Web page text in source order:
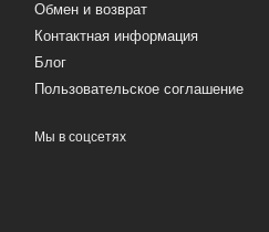
Обмен и возврат
Контактная информация
Блог
Пользовательское соглашение
Мы в соцсетях